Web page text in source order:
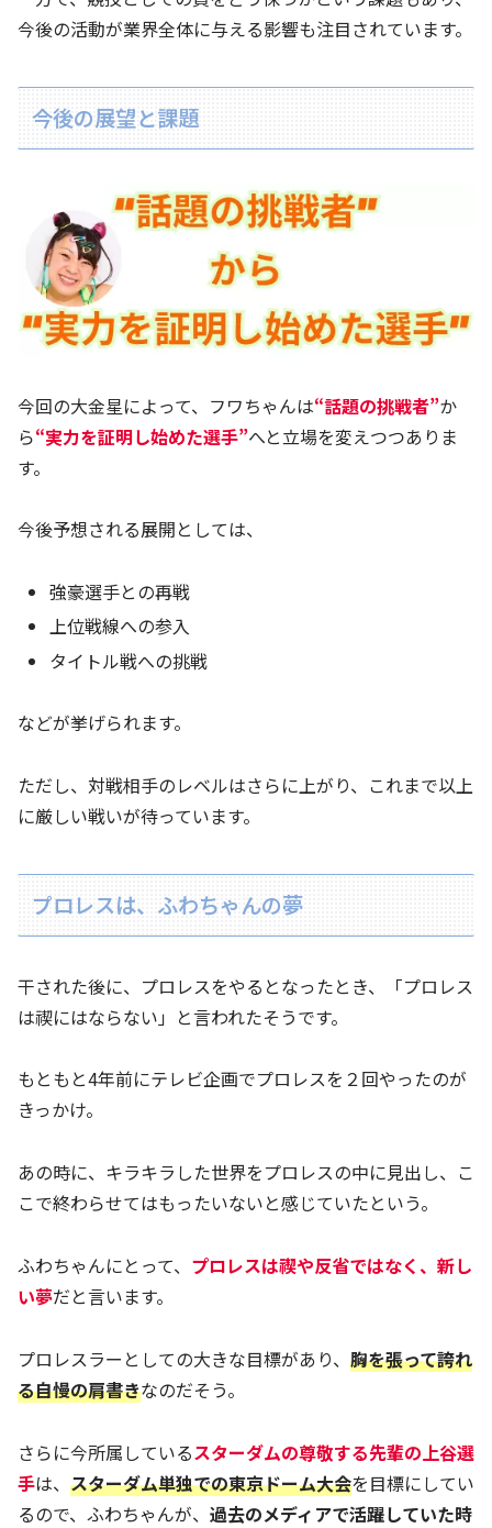
今後の活動が業界全体に与える影響も注目されています。
今後の展望と課題
今回の大金星によって、フワちゃんは“話題の挑戦者”か
ら“実力を証明し始めた選手”へと立場を変えつつありま
す。
今後予想される展開としては、
強豪選手との再戦
上位戦線への参入
タイトル戦への挑戦
などが挙げられます。
ただし、対戦相手のレベルはさらに上がり、これまで以上
に厳しい戦いが待っています。
プロレスは、ふわちゃんの夢
干された後に、プロレスをやるとなったとき、「プロレス
は禊にはならない」と言われたそうです。
もともと4年前にテレビ企画でプロレスを２回やったのが
きっかけ。
あの時に、キラキラした世界をプロレスの中に見出し、こ
こで終わらせてはもったいないと感じていたという。
ふわちゃんにとって、 プロレスは禊や反省ではなく、新し
い夢だと言います。
プロレスラーとしての大きな目標があり、 胸を張って誇れ
る自慢の肩書きなのだそう。
さらに今所属しているスターダムの尊敬する先輩の上谷選
手は、 スターダム単独での東京ドーム大会を目標にしてい
るので、ふわちゃんが、 過去のメディアで活躍していた時